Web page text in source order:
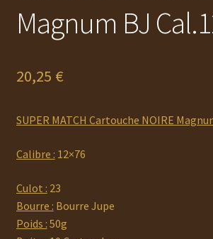
Magnum BJ
20,25 €
SUPER MATCH Cartouche NOIRE
Calibre : 12×76
Culot : 23
Bourre : Bourre Jupe
Poids : 50g